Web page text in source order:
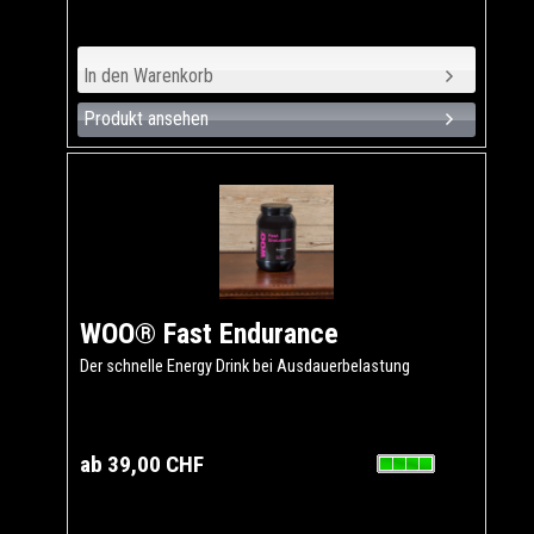
Produkt ansehen
WOO® Fast Endurance
Der schnelle Energy Drink bei Ausdauerbelastung
ab 39,00 CHF